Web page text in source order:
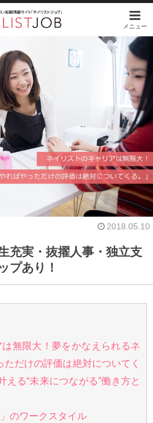
メニュー
2018.05.10
充実・抜擢人事・独立支
プあり！
無限大！夢をかなえられるネ
だけの評価は絶対についてく
える“未来につながる”働き方と
のワークスタイル